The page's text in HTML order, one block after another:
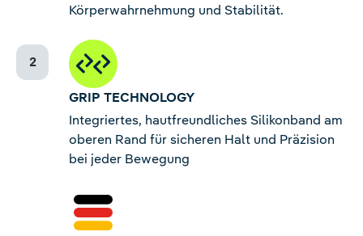
Körperwahrnehmung und Stabilität.
GRIP TECHNOLOGY
Integriertes, hautfreundliches Silikonband am
oberen Rand für sicheren Halt und Präzision
bei jeder Bewegung